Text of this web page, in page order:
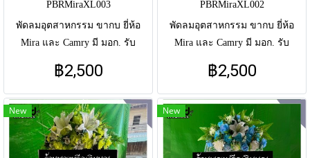
PBRMiraXL003
พัดลมอุตสาหกรรม ขากบ ยี่ห้อ
Mira และ Camry มี มอก. รับ
22นิ้ว ราคา 3900 ดอกไม้สดและ
ดอกไม้ประดิษฐิ์ โทนสี ชมพู ขาว
แซมแดง
฿2,500
PBRMiraXL002
พัดลมอุตสาหกรรม ขากบ ยี่ห้อ
Mira และ Camry มี มอก. รับ
22นิ้ว ราคา 3900 ดอกไม้สดและ
ดอกไม้ประดิษฐิ์ โทนสี ม่วง แซม
ขาว
฿2,500
New New